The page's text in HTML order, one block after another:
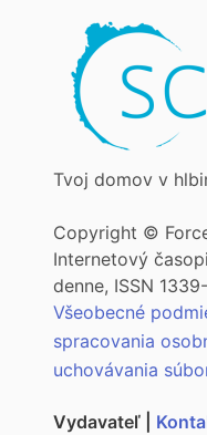
Tvoj domov v
Copyright ©
Internetový
denne, ISSN
Všeobecné
spracovania
uchovávania
Vydavateľ |